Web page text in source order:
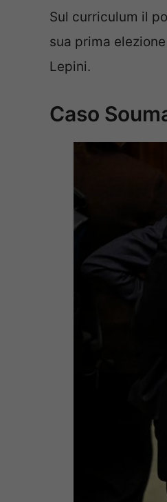
Sul curriculum il
sua prima
Lepini.
Caso